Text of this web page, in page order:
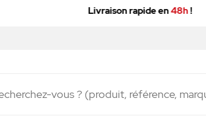
Livraison rapide en48h!